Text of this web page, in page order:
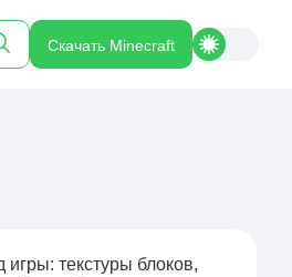
Скачать Minecraft
текстуры блоков,